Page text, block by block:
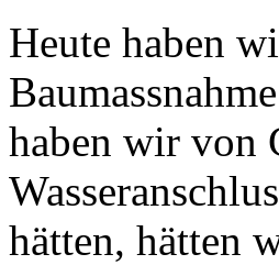
Heute haben
haben wir von
hätten, hätten